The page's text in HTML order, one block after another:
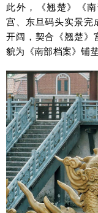
此外，《翘楚》《
宫、东旦码头实景完
开阔，契合《翘楚》
貌为《南部档案》铺